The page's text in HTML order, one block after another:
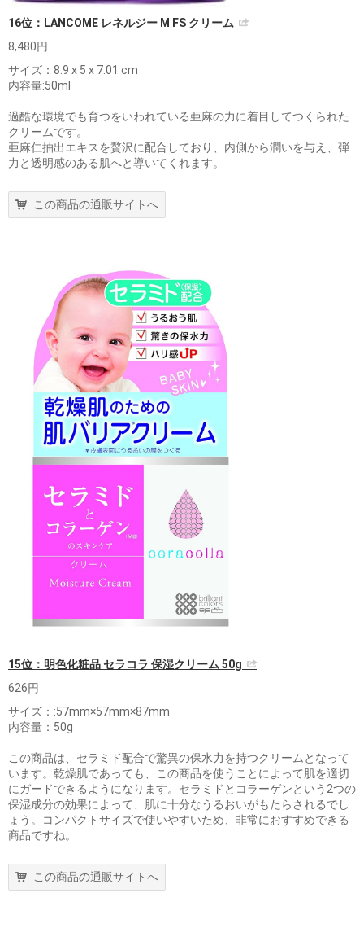
16位：LANCOME レネルジー M FS クリーム
8,480円
サイズ：‎8.9 x 5 x 7.01 cm
内容量:50ml
過酷な環境でも育つをいわれている亜麻の力に着目してつくられた
クリームです。
亜麻仁抽出エキスを贅沢に配合しており、内側から潤いを与え、弾
力と透明感のある肌へと導いてくれます。
この商品の通販サイトへ
15位：明色化粧品 セラコラ 保湿クリーム 50g
626円
サイズ：:57mm×57mm×87mm
内容量：50g
この商品は、セラミド配合で驚異の保水力を持つクリームとなって
います。乾燥肌であっても、この商品を使うことによって肌を適切
にガードできるようになります。セラミドとコラーゲンという2つの
保湿成分の効果によって、肌に十分なうるおいがもたらされるでし
ょう。コンパクトサイズで使いやすいため、非常におすすめできる
商品ですね。
この商品の通販サイトへ